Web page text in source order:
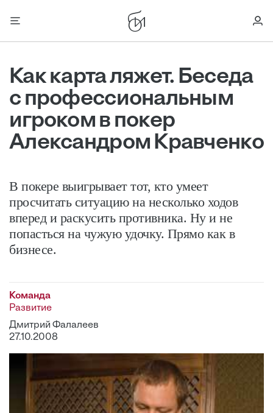
Как карта ляжет. Беседа
с профессиональным
игроком в покер
Александром Кравченко
В покере выигрывает тот, кто умеет
просчитать ситуацию на несколько ходов
вперед и раскусить противника. Ну и не
попасться на чужую удочку. Прямо как в
бизнесе.
Команда
Развитие
Дмитрий Фалалеев
27.10.2008